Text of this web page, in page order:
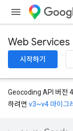
Web Services
시작하기
Geocoding API 버전
하려면 v3~v4 마이그